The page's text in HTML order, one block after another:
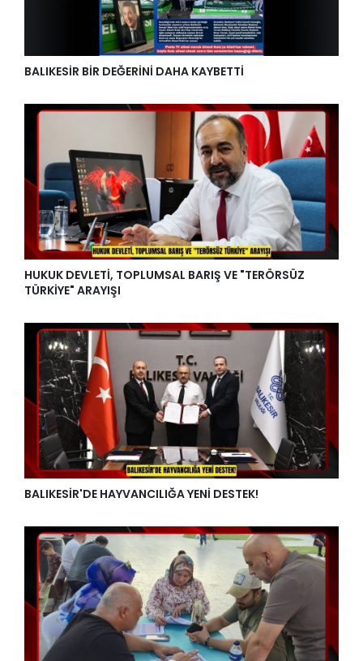
BALIKESİR BİR DEĞERİNİ DAHA KAYBETTİ
HUKUK DEVLETİ, TOPLUMSAL BARIŞ VE "TERÖRSÜZ
TÜRKİYE" ARAYIŞI
BALIKESİR'DE HAYVANCILIĞA YENİ DESTEK!